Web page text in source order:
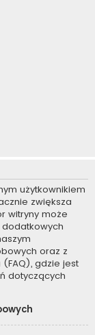
użytkownikiem
zwiększa
witryny może
oraz z
gdzie jest
dotyczących